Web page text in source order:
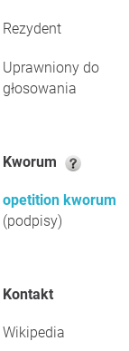
Rezydent
Uprawniony do
głosowania
Kworum
opetition kworum
(podpisy)
Kontakt
Wikipedia